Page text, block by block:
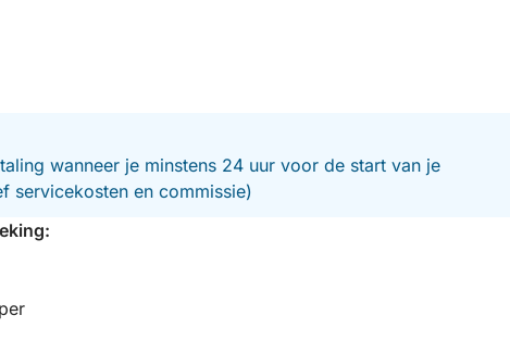
wanneer je minstens 24 uur voor de start van je
servicekosten en commissie)